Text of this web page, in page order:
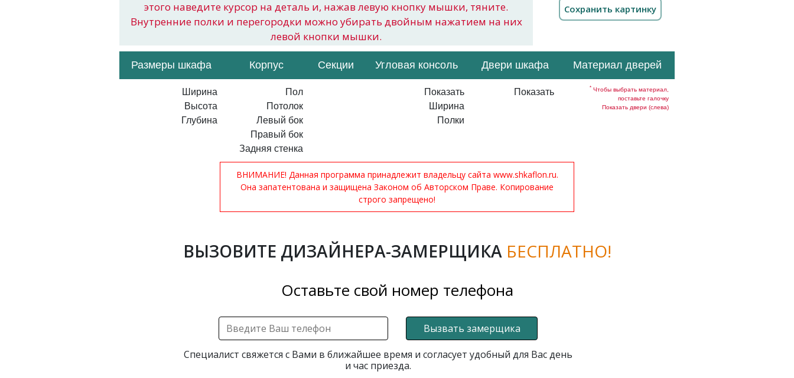
этого наведите курсор на деталь и, нажав левую кнопку мышки, тяните.
Внутренние полки и перегородки можно убирать двойным нажатием на них
левой кнопки мышки.
Размеры шкафа Корпус Секции Угловая консоль Двери шкафа Материал дверей
Ширина
Высота
Глубина
Пол
Потолок
Левый бок
Правый бок
Задняя стенка
Показать
Ширина
Полки
Показать * Чтобы выбрать материал,
поставьте галочку
Показать двери (слева)
ВНИМАНИЕ! Данная программа принадлежит владельцу сайта www.shkaflon.ru.
Она запатентована и защищена Законом об Авторском Праве. Копирование
строго запрещено!
ВЫЗОВИТЕ ДИЗАЙНЕРА-ЗАМЕРЩИКА БЕСПЛАТНО!
Оставьте свой номер телефона
Вызвать замерщика
Специалист свяжется с Вами в ближайшее время и согласует удобный для Вас день
и час приезда.